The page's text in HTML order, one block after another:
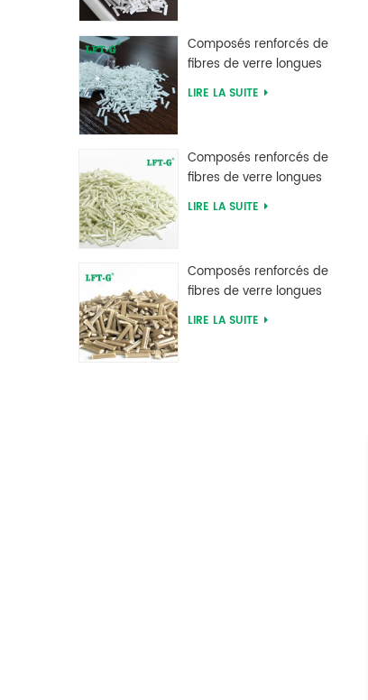
Composés renforcés de
fibres de verre longues
en polybutylène
LIRE LA SUITE
Composés renforcés de
fibres de verre longues
en polyphtalamide PPA
LIRE LA SUITE
Composés renforcés de
fibres de verre longues
en sulfure de
LIRE LA SUITE